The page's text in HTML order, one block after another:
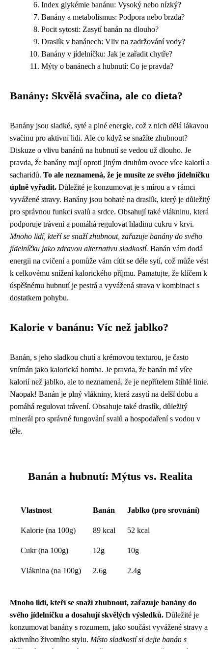
Index glykémie banánu: Vysoký nebo nízký?
Banány a metabolismus: Podpora nebo brzda?
Pocit sytosti: Zasytí banán na dlouho?
Draslík v banánech: Vliv na zadržování vody?
Banány v jídelníčku: Jak je zařadit chytře?
Mýty o banánech a hubnutí: Co je pravda?
Banány: Skvělá svačina, ale co dieta?
Banány jsou sladké, syté a plné energie, což z nich dělá lákavou
svačinu pro aktivní lidi. Ale co když se snažíte zhubnout?
Diskuze o vlivu banánů na hubnutí se vedou už dlouho. Je
pravda, že banány mají oproti jiným druhům ovoce více kalorií a
sacharidů. To ale neznamená, že je musíte ze svého jídelníčku
úplně vyřadit. Důležité je konzumovat je s mírou a v rámci
vyvážené stravy. Banány jsou bohaté na draslík, který je důležitý
pro správnou funkci svalů a srdce. Obsahují také vlákninu, která
podporuje trávení a pomáhá regulovat hladinu cukru v krvi.
Mnoho lidí, kteří se snaží zhubnout, zařazuje banány do svého
jídelníčku jako zdravou alternativu sladkostí. Banán vám dodá
energii na cvičení a pomůže vám cítit se déle sytí, což může vést
k celkovému snížení kalorického příjmu. Pamatujte, že klíčem k
úspěšnému hubnutí je pestrá a vyvážená strava v kombinaci s
dostatkem pohybu.
Kalorie v banánu: Víc než jablko?
Banán, s jeho sladkou chutí a krémovou texturou, je často
vnímán jako kalorická bomba. Je pravda, že banán má více
kalorií než jablko, ale to neznamená, že je nepřítelem štíhlé linie.
Naopak! Banán je plný vlákniny, která zasytí na delší dobu a
pomáhá regulovat trávení. Obsahuje také draslík, důležitý
minerál pro správné fungování svalů a hospodaření s vodou v
těle.
Banán a hubnutí: Mýtus vs. Realita
Vlastnost Banán Jablko (pro srovnání)
Kalorie (na 100g) 89 kcal 52 kcal
Cukr (na 100g) 12g 10g
Vláknina (na 100g) 2.6g 2.4g
Mnoho lidí, kteří se snaží zhubnout, zařazuje banány do
svého jídelníčku a dosahují skvělých výsledků. Důležité je
konzumovat banány s rozumem, jako součást vyvážené stravy a
aktivního životního stylu. Místo sladkostí si dejte banán s